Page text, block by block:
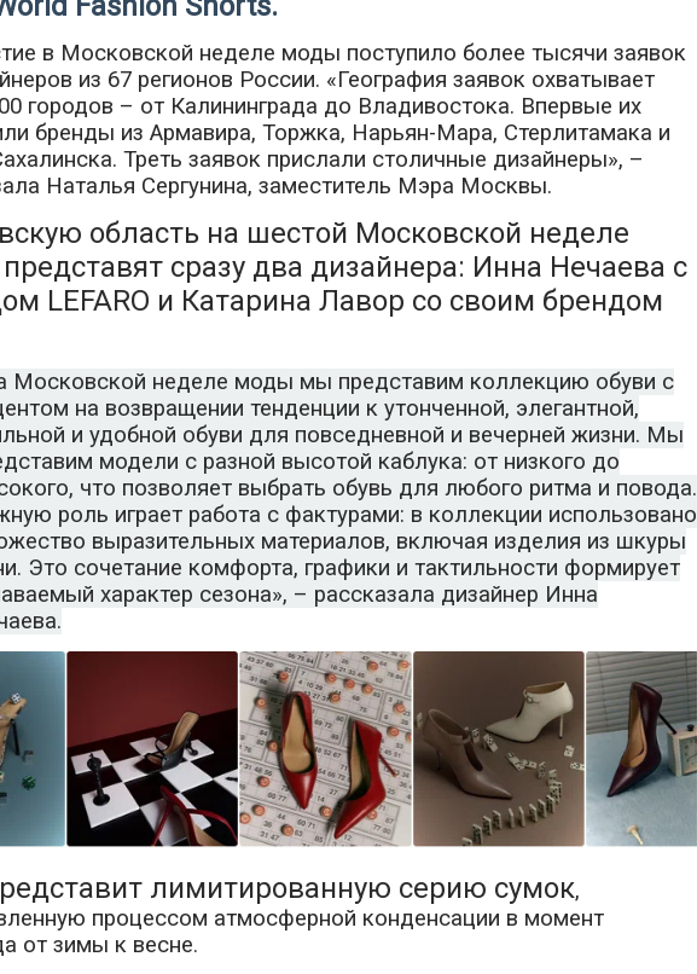
в Московской неделе моды поступило более тысячи заявок
из 67 регионов России. «География заявок охватывает
городов – от Калининграда до Владивостока. Впервые их
бренды из Армавира, Торжка, Нарьян-Мара, Стерлитамака и
Треть заявок прислали столичные дизайнеры», –
Наталья Сергунина, заместитель Мэра Москвы.
область на шестой Московской неделе
сразу два дизайнера: Инна Нечаева с
LEFARO и Катарина Лавор со своим брендом
Московской неделе моды мы представим коллекцию обуви с
на возвращении тенденции к утонченной, элегантной,
и удобной обуви для повседневной и вечерней жизни. Мы
модели с разной высотой каблука: от низкого до
что позволяет выбрать обувь для любого ритма и повода.
роль играет работа с фактурами: в коллекции использовано
выразительных материалов, включая изделия из шкуры
Это сочетание комфорта, графики и тактильности формирует
характер сезона», – рассказала дизайнер Инна
лимитированную серию сумок,
процессом атмосферной конденсации в момент
от зимы к весне.